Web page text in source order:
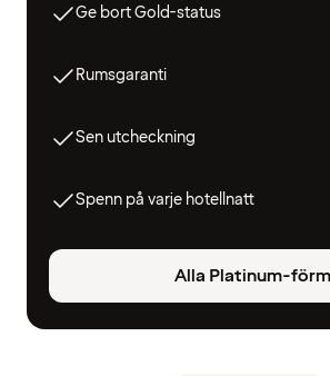
Ge bort Gold-status
Rumsgaranti
Sen utcheckning
Spenn på varje hotellnatt
Alla Platinum-